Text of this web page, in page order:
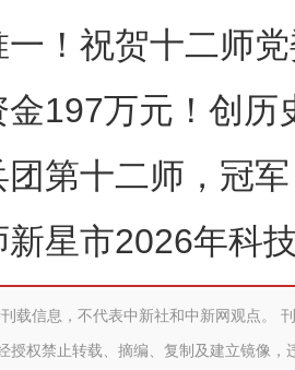
一！祝贺十二师
金197万元！创历
团第十二师，冠军
新星市2026年科
载信息，不代表中新社和中新网观点。
授权禁止转载、摘编、复制及建立镜像，